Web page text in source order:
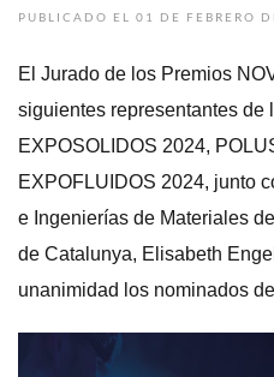
PUBLICADO EL 01 DE FEBRERO
El Jurado de los Premios
siguientes representantes de
EXPOSOLIDOS 2024,
EXPOFLUIDOS 2024, junto
e Ingenierías de Materiales
de Catalunya, Elisabeth
unanimidad los nominados